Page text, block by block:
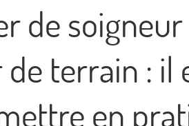
de
terrain : il
en